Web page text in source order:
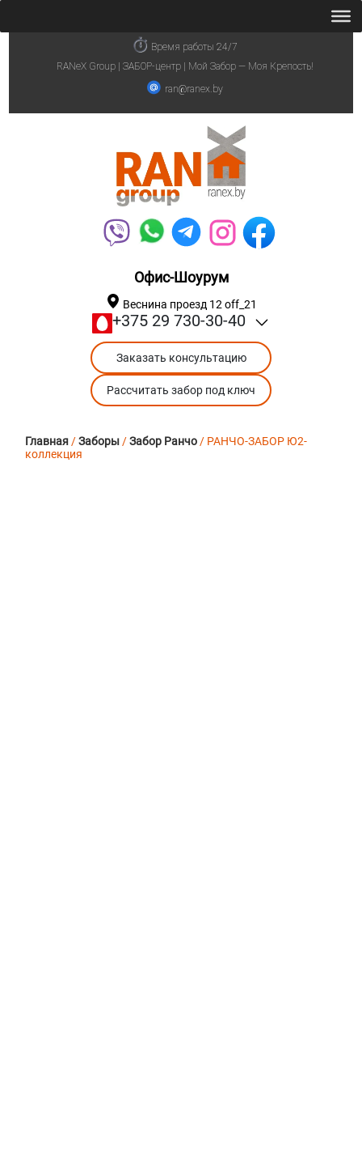
Время работы 24/7
RANeX Group | ЗАБОР-центр | Мой Забор — Моя Крепость!
ran@ranex.by
Офис-Шоурум
Веснина проезд 12 off_21
+375 29 730-30-40
Заказать консультацию
Рассчитать забор под ключ
Главная/Заборы/Забор Ранчо/ РАНЧО-ЗАБОР Ю2-
коллекция